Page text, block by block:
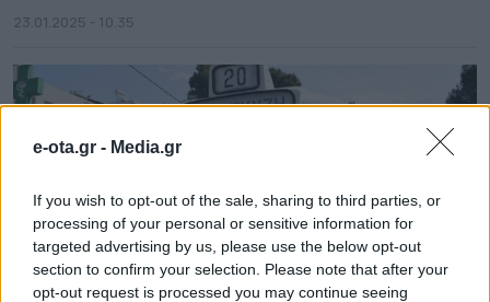
e-ota.gr - Media.gr
If you wish to opt-out of the sale, sharing to third parties, or
processing of your personal or sensitive information for
targeted advertising by us, please use the below opt-out
section to confirm your selection. Please note that after your
opt-out request is processed you may continue seeing
23.01.2025 - 10.35